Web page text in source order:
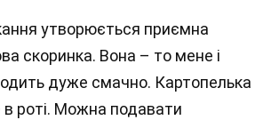
утворюється приємна
скоринка. Вона – то мене і
дуже смачно. Картопелька
в роті. Можна подавати